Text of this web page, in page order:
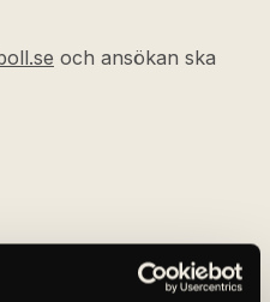
och ansökan ska